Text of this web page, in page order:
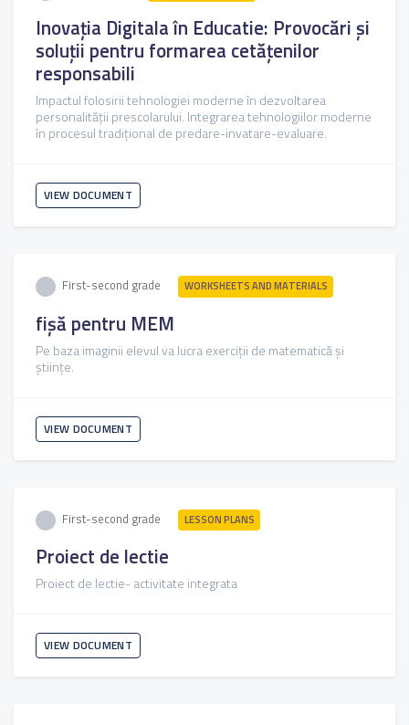
Inovația Digitala în Educatie: Provocări și
soluții pentru formarea cetățenilor
responsabili
Impactul folosirii tehnologiei moderne în dezvoltarea
personalității prescolarului. Integrarea tehnologiilor moderne
în procesul tradițional de predare-invatare-evaluare.
VIEW DOCUMENT
First-second grade WORKSHEETS AND MATERIALS
fișă pentru MEM
Pe baza imaginii elevul va lucra exerciții de matematică și
științe.
VIEW DOCUMENT
First-second grade LESSON PLANS
Proiect de lectie
Proiect de lectie- activitate integrata
VIEW DOCUMENT